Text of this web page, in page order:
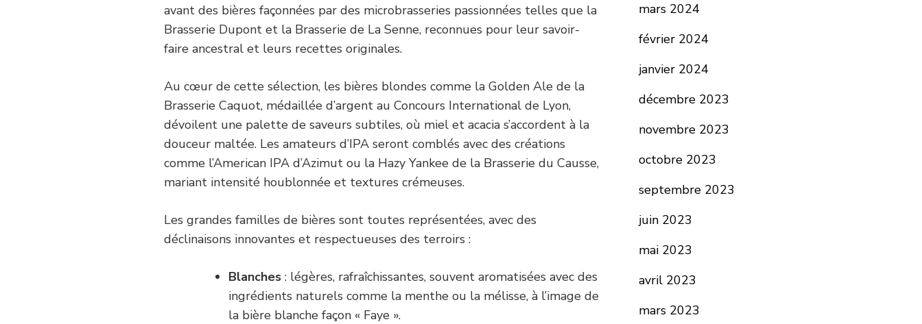
avant des bières façonnées par des microbrasseries passionnées telles que la
Brasserie Dupont et la Brasserie de La Senne, reconnues pour leur savoir-
faire ancestral et leurs recettes originales.
Au cœur de cette sélection, les bières blondes comme la Golden Ale de la
Brasserie Caquot, médaillée d’argent au Concours International de Lyon,
dévoilent une palette de saveurs subtiles, où miel et acacia s’accordent à la
douceur maltée. Les amateurs d’IPA seront comblés avec des créations
comme l’American IPA d’Azimut ou la Hazy Yankee de la Brasserie du Causse,
mariant intensité houblonnée et textures crémeuses.
Les grandes familles de bières sont toutes représentées, avec des
déclinaisons innovantes et respectueuses des terroirs :
Blanches : légères, rafraîchissantes, souvent aromatisées avec des
ingrédients naturels comme la menthe ou la mélisse, à l’image de
la bière blanche façon « Faye ».
mars 2024
février 2024
janvier 2024
décembre 2023
novembre 2023
octobre 2023
septembre 2023
juin 2023
mai 2023
avril 2023
mars 2023